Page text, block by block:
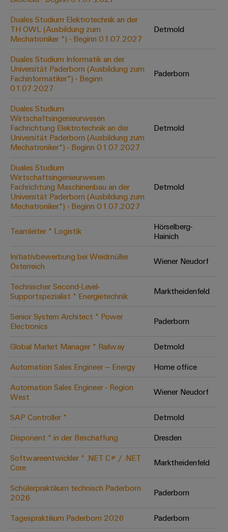
Lösungen
für
die
und
Abwasserindustrie
Wasserstoff
Wasserstoff
als
Schlüsseltechnologie
für
die
Energiewende
Windenergie
Effizienter
Betrieb
von
Windparks
Werkzeuge
Automaten
Software
Markierer
Industriedrucker
Industrieleuchte
Cabinet
Infrastructure
Assemblierungsservice
Bestückte
Modifizierte
und
bestückte
Kundenspezifische
Kabelkonfektionierung
Produktinnovationen
Praxisnahe
Ihre Industrie.
Connectivity.
Duales Studium Elektrotechnik an der
TH OWL (Ausbildung zum
Mechatroniker *) - Beginn 01.07.2027
Detmold
Duales Studium Informatik an der
Universität Paderborn (Ausbildung zum
Fachinformatiker*) - Beginn
01.07.2027
Paderborn
Duales Studium
Wirtschaftsingenieurwesen
Fachrichtung Elektrotechnik an der
Universität Paderborn (Ausbildung zum
Mechatroniker*) - Beginn 01.07.2027
Detmold
Duales Studium
Wirtschaftsingenieurwesen
Fachrichtung Maschinenbau an der
Universität Paderborn (Ausbildung zum
Mechatroniker*) - Beginn 01.07.2027
Detmold
Teamleiter * Logistik
Hörselberg-
Hainich
Initiativbewerbung bei Weidmüller
Österreich
Wiener Neudorf
Technischer Second-Level-
Supportspezialist * Energietechnik
Marktheidenfeld
Senior System Architect * Power
Electronics
Paderborn
Global Market Manager * Railway
Detmold
Automation Sales Engineer – Energy
Home office
Automation Sales Engineer - Region
West
Wiener Neudorf
SAP Controller *
Detmold
Disponent * in der Beschaffung
Dresden
Softwareentwickler * .NET C# / .NET
Core
Marktheidenfeld
Schülerpraktikum technisch Paderborn
2026
Paderborn
Tagespraktikum Paderborn 2026
Paderborn